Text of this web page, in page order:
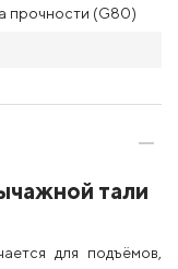
прочности (G80)
тали
для подъёмов,